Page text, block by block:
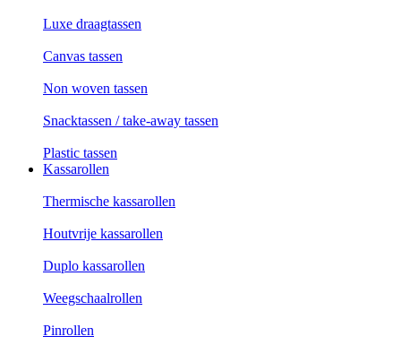
Luxe draagtassen
Canvas tassen
Non woven tassen
Snacktassen / take-away tassen
Plastic tassen
Kassarollen
Thermische kassarollen
Houtvrije kassarollen
Duplo kassarollen
Weegschaalrollen
Pinrollen